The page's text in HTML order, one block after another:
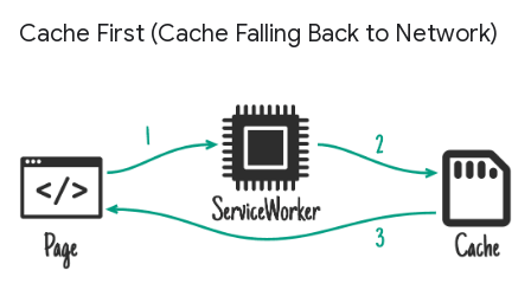
Cache First (Cache Falling Back to Network)